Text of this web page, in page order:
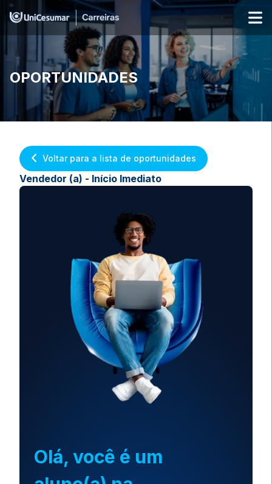
OPORTUNIDADES
Voltar para a lista de oportunidades
Vendedor (a) - Início Imediato
Olá, você é um